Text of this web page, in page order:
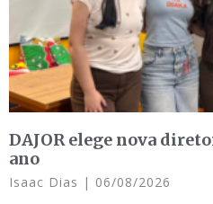
DAJOR elege nova
ano
Isaac Dias 06/08/2026